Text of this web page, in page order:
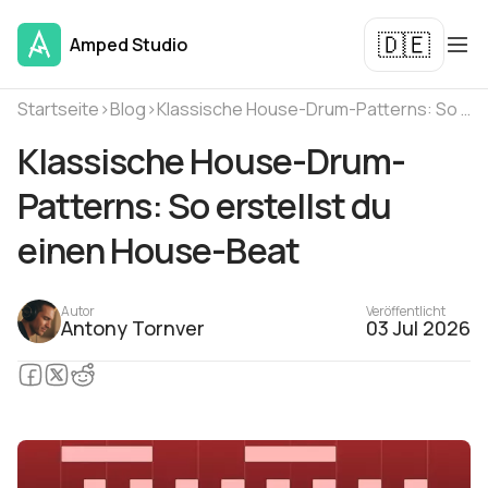
Amped Studio 🇩🇪
Startseite›Blog› Klassische House-Drum-Patterns: So erstellst du einen House-Beat
Klassische House-Drum-
Patterns: So erstellst du
einen House-Beat
Autor
Antony Tornver
Veröffentlicht
03 Jul 2026